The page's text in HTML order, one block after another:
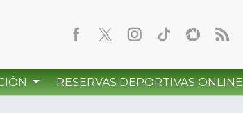
RESERVAS DEPORTIVAS ONLINE